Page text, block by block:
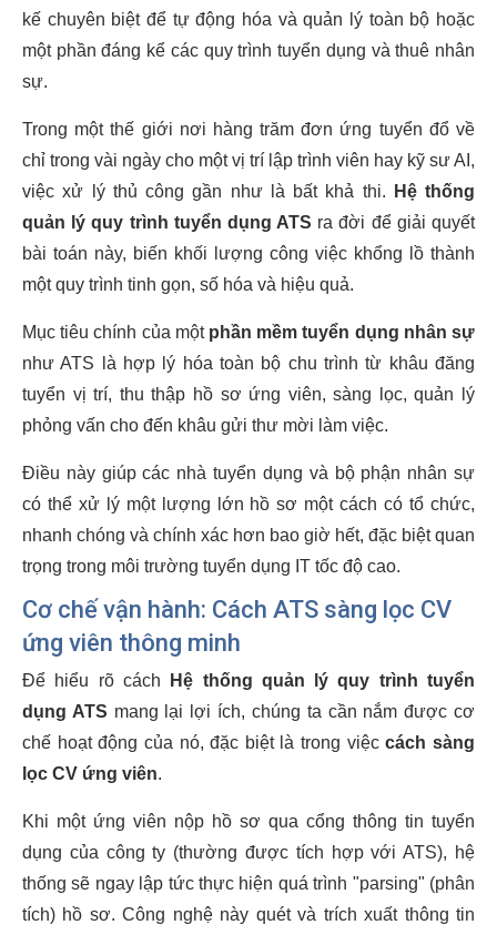
kế chuyên biệt để tự động hóa và quản lý toàn bộ hoặc
một phần đáng kể các quy trình tuyển dụng và thuê nhân
sự.
Trong một thế giới nơi hàng trăm đơn ứng tuyển đổ về
chỉ trong vài ngày cho một vị trí lập trình viên hay kỹ sư AI,
việc xử lý thủ công gần như là bất khả thi.
Hệ thống
quản lý quy trình tuyển dụng ATS ra đời để giải quyết
bài toán này, biến khối lượng công việc khổng lồ thành
một quy trình tinh gọn, số hóa và hiệu quả.
Mục tiêu chính của một phần mềm tuyển dụng nhân sự
như ATS là hợp lý hóa toàn bộ chu trình từ khâu đăng
tuyển vị trí, thu thập hồ sơ ứng viên, sàng lọc, quản lý
phỏng vấn cho đến khâu gửi thư mời làm việc.
Điều này giúp các nhà tuyển dụng và bộ phận nhân sự
có thể xử lý một lượng lớn hồ sơ một cách có tổ chức,
nhanh chóng và chính xác hơn bao giờ hết, đặc biệt quan
trọng trong môi trường tuyển dụng IT tốc độ cao.
Cơ chế vận hành: Cách ATS sàng lọc CV
ứng viên thông minh
Để hiểu rõ cách
Hệ thống quản lý quy trình tuyển
dụng ATS mang lại lợi ích, chúng ta cần nắm được cơ
chế hoạt động của nó, đặc biệt là trong việccách sàng
lọc CV ứng viên.
Khi một ứng viên nộp hồ sơ qua cổng thông tin tuyển
dụng của công ty (thường được tích hợp với ATS), hệ
thống sẽ ngay lập tức thực hiện quá trình "parsing" (phân
tích) hồ sơ. Công nghệ này quét và trích xuất thông tin